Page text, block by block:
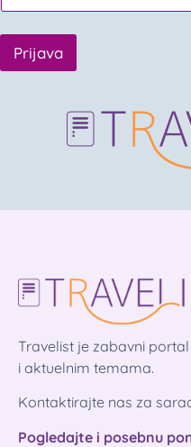
Prijava
Travelist je zabavni
i aktuelnim temama.
Kontaktirajte nas za
Pogledajte i posebnu